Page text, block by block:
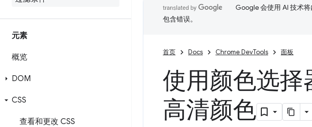
元素
概览
DOM
CSS
查看和更改 CSS
Google 会使用 AI 技术
包含错误。
首页 Docs Chrome DevTools 面板
使用颜色选择
高清颜色